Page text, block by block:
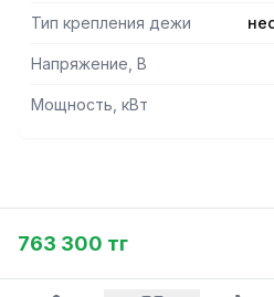
Тип крепления дежи
Напряжение, В
Мощность, кВт
763 300 тг